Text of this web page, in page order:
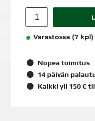
Varastossa (7 kpl)
Nopea toimitus
14 päivän
Kaikki yli 150 €